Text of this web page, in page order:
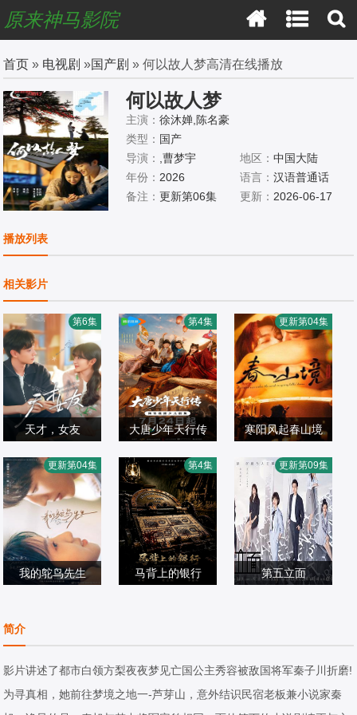
原来神马影院
首页 » 电视剧 »国产剧 » 何以故人梦高清在线播放
何以故人梦
主演：徐沐婵,陈名豪
类型： 国产
导演：
,曹梦宇 地区： 中国大陆
年份： 2026 语言： 汉语普通话
备注：更新第06集 更新： 2026-06-17
播放列表
相关影片
天才，女友
伟明,安沺,夏浩然
国产剧
2026/中国大陆
第6集
大唐少年天行传
夏沫,汪轩宇
国产剧
2026/中国大陆
第4集
寒阳风起春山境
宗旭,何家凯
国产剧
2026/台湾
更新第04集
我的鸵鸟先生
淇杰,苏晓彤,宋雨
霏,何洛洛,贾笑涵,
方晓东,陈冠甯,王
若衫,胡晓龙
国产剧
2026/中国大陆
更新第04集
马背上的银行
2026/中国大陆
第4集
第五立面
2026/中国大陆
更新第09集
简介
影片讲述了都市白领方梨夜夜梦见亡国公主秀容被敌国将军秦子川折磨!
为寻真相，她前往梦境之地一-芦芽山，意外结识民宿老板兼小说家秦